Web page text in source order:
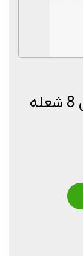
کباب پز آپارتمانی رومیزی استیل 8 شعله